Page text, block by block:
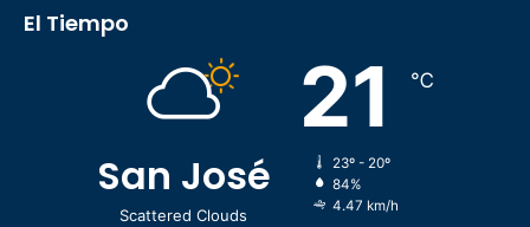
El Tiempo
San José
Scattered Clouds
21 ℃
23º - 20º
84%
4.47 km/h